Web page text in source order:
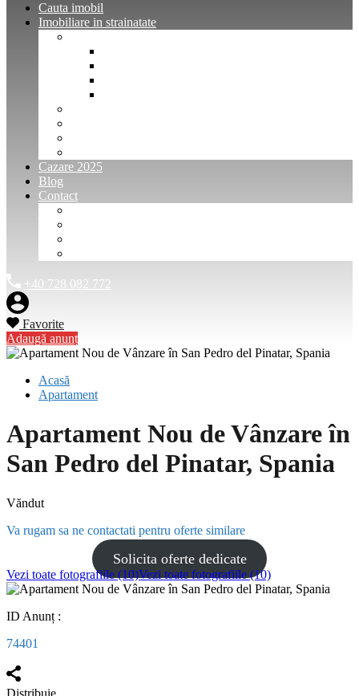
Cauta imobil
Imobiliare in strainatate
Cazare 2025
Blog
Contact
+40 728 082 772
Favorite
Adaugă anunț
Acasă
Apartament
Apartament Nou de Vânzare în
San Pedro del Pinatar, Spania
Văndut
Va rugam sa ne contactati pentru oferte similare
Solicita oferte dedicate
Vezi toate fotografiile (10)Vezi toate fotografiile (10)
ID Anunț :
74401
Distribuie